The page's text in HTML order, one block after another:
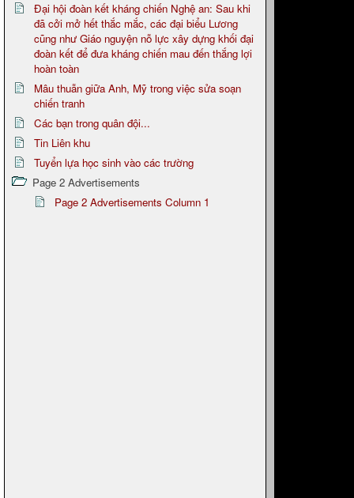
Đại hội đoàn kết kháng chiến Nghệ an: Sau khi
đã cởi mở hết thắc mắc, các đại biểu Lương
cũng như Giáo nguyện nỗ lực xây dựng khối đại
đoàn kết để đưa kháng chiến mau đến thắng lợi
hoàn toàn
Mâu thuẫn giữa Anh, Mỹ trong việc sửa soạn
chiến tranh
Các bạn trong quân đội...
Tin Liên khu
Tuyển lựa học sinh vào các trường
Page 2 Advertisements
Page 2 Advertisements Column 1